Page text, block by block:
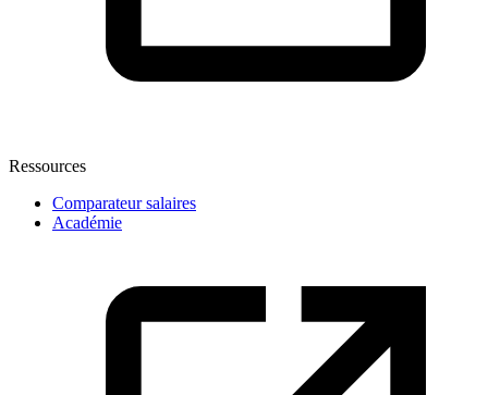
Ressources
Comparateur salaires
Académie